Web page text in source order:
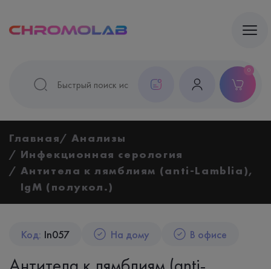
0
Главная
Анализы
Инфекционная серология
Антитела к лямблиям (anti-Lamblia),
IgМ (полукол.)
Код: In057 На дому В офисе